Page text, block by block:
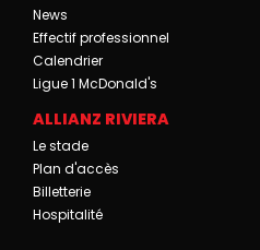
News
Effectif professionnel
Calendrier
Ligue 1 McDonald's
ALLIANZ RIVIERA
Le stade
Plan d'accès
Billetterie
Hospitalité